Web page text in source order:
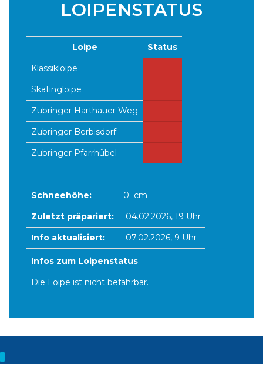
LOIPENSTATUS
Loipe
Status
Klassikloipe
Skatingloipe
Zubringer Harthauer Weg
Zubringer Berbisdorf
Zubringer Pfarrhübel
Schneehöhe:
0 cm
Zuletzt präpariert:
04.02.2026, 19 Uhr
Info aktualisiert:
07.02.2026, 9 Uhr
Infos zum Loipenstatus
Die Loipe ist nicht befahrbar.